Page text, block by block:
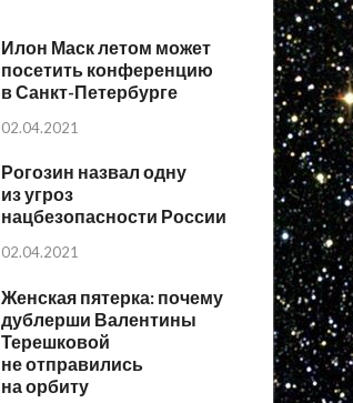
Илон Маск летом может
посетить конференцию
в Санкт-Петербурге
02.04.2021
Рогозин назвал одну
из угроз
нацбезопасности России
02.04.2021
Женская пятерка: почему
дублерши Валентины
Терешковой
не отправились
на орбиту